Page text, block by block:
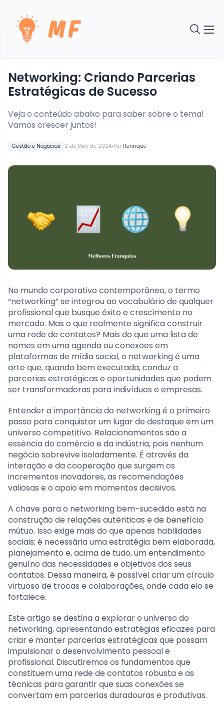
Gestão e Negócios 2 de May de 2024•Por Henrique
Networking: Criando Parcerias
Estratégicas de Sucesso
Veja o conteúdo abaixo para saber sobre o tema!
Vamos crescer juntos!
No mundo corporativo contemporâneo, o termo
“networking” se integrou ao vocabulário de qualquer
profissional que busque êxito e crescimento no
mercado. Mas o que realmente significa construir
uma rede de contatos? Mais do que uma lista de
nomes em uma agenda ou conexões em
plataformas de mídia social, o networking é uma
arte que, quando bem executada, conduz a
parcerias estratégicas e oportunidades que podem
ser transformadoras para indivíduos e empresas.
Entender a importância do networking é o primeiro
passo para conquistar um lugar de destaque em um
universo competitivo. Relacionamentos são a
essência do comércio e da indústria, pois nenhum
negócio sobrevive isoladamente. É através da
interação e da cooperação que surgem os
incrementos inovadores, as recomendações
valiosas e o apoio em momentos decisivos.
A chave para o networking bem-sucedido está na
construção de relações autênticas e de benefício
mútuo. Isso exige mais do que apenas habilidades
sociais; é necessária uma estratégia bem elaborada,
planejamento e, acima de tudo, um entendimento
genuíno das necessidades e objetivos dos seus
contatos. Dessa maneira, é possível criar um círculo
virtuoso de trocas e colaborações, onde cada elo se
fortalece.
Este artigo se destina a explorar o universo do
networking, apresentando estratégias eficazes para
criar e manter parcerias estratégicas que possam
impulsionar o desenvolvimento pessoal e
profissional. Discutiremos os fundamentos que
constituem uma rede de contatos robusta e as
técnicas para garantir que suas conexões se
convertam em parcerias duradouras e produtivas.